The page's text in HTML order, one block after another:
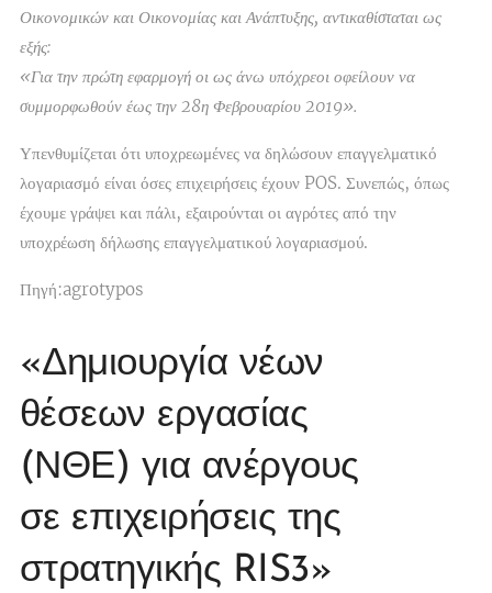
Οικονομικών και Οικονομίας και Ανάπτυξης, αντικαθίσταται ως
εξής:
«Για την πρώτη εφαρμογή οι ως άνω υπόχρεοι οφείλουν να
συμμορφωθούν έως την 28η Φεβρουαρίου 2019».
Υπενθυμίζεται ότι υποχρεωμένες να δηλώσουν επαγγελματικό
λογαριασμό είναι όσες επιχειρήσεις έχουν POS. Συνεπώς, όπως
έχουμε γράψει και πάλι, εξαιρούνται οι αγρότες από την
υποχρέωση δήλωσης επαγγελματικού λογαριασμού.
Πηγή:agrotypos
«Δημιουργία νέων
θέσεων εργασίας
(ΝΘΕ) για ανέργους
σε επιχειρήσεις της
στρατηγικής RIS3»